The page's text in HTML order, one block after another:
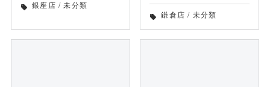
local_offer 銀座店 /未分類
local_offer 鎌倉店 / 未分類